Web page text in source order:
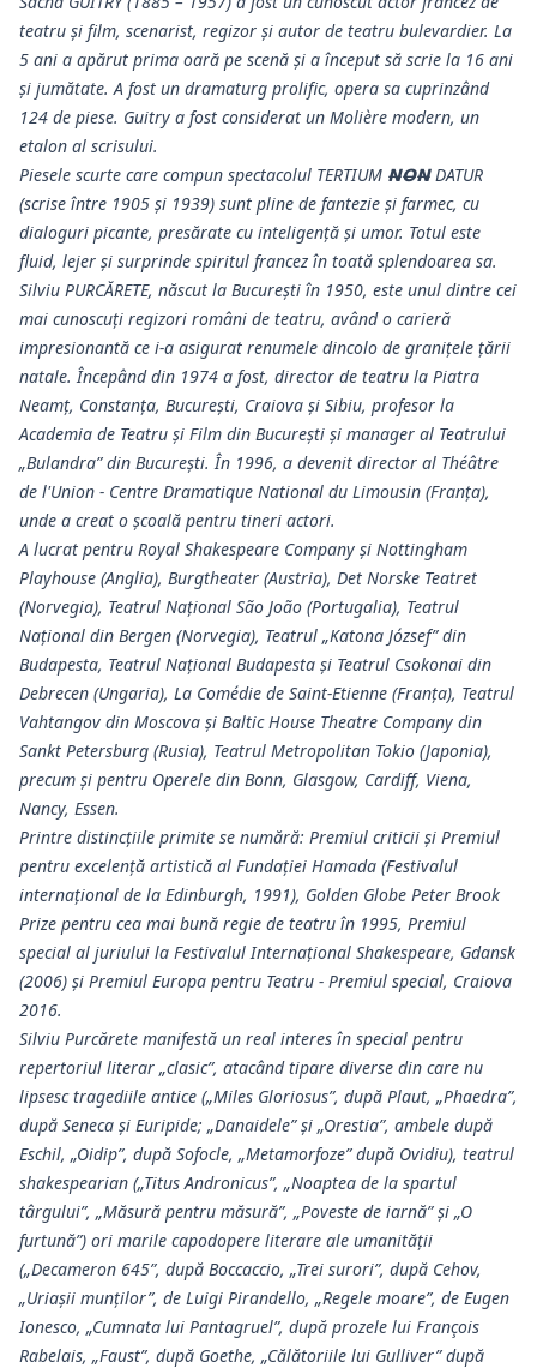
teatru și film, scenarist, regizor și autor de teatru bulevardier. La
5 ani a apărut prima oară pe scenă și a început să scrie la 16 ani
și jumătate. A fost un dramaturg prolific, opera sa cuprinzând
124 de piese. Guitry a fost considerat un Molière modern, un
etalon al scrisului.
Piesele scurte care compun spectacolul TERTIUM 𝗡̶𝗢̶𝗡̶ DATUR
(scrise între 1905 și 1939) sunt pline de fantezie și farmec, cu
dialoguri picante, presărate cu inteligență și umor. Totul este
fluid, lejer și surprinde spiritul francez în toată splendoarea sa.
Silviu PURCĂRETE, născut la București în 1950, este unul dintre cei
mai cunoscuți regizori români de teatru, având o carieră
impresionantă ce i-a asigurat renumele dincolo de granițele țării
natale. Începând din 1974 a fost, director de teatru la Piatra
Neamț, Constanța, București, Craiova și Sibiu, profesor la
Academia de Teatru și Film din București și manager al Teatrului
„Bulandra” din București. În 1996, a devenit director al Théâtre
de l'Union - Centre Dramatique National du Limousin (Franța),
unde a creat o școală pentru tineri actori.
A lucrat pentru Royal Shakespeare Company și Nottingham
Playhouse (Anglia), Burgtheater (Austria), Det Norske Teatret
(Norvegia), Teatrul Național São João (Portugalia), Teatrul
Național din Bergen (Norvegia), Teatrul „Katona József” din
Budapesta, Teatrul Național Budapesta și Teatrul Csokonai din
Debrecen (Ungaria), La Comédie de Saint-Etienne (Franța), Teatrul
Vahtangov din Moscova și Baltic House Theatre Company din
Sankt Petersburg (Rusia), Teatrul Metropolitan Tokio (Japonia),
precum și pentru Operele din Bonn, Glasgow, Cardiff, Viena,
Nancy, Essen.
Printre distincțiile primite se numără: Premiul criticii și Premiul
pentru excelență artistică al Fundației Hamada (Festivalul
internațional de la Edinburgh, 1991), Golden Globe Peter Brook
Prize pentru cea mai bună regie de teatru în 1995, Premiul
special al juriului la Festivalul Internațional Shakespeare, Gdansk
(2006) și Premiul Europa pentru Teatru - Premiul special, Craiova
2016.
Silviu Purcărete manifestă un real interes în special pentru
repertoriul literar „clasic”, atacând tipare diverse din care nu
lipsesc tragediile antice („Miles Gloriosus”, după Plaut, „Phaedra”,
după Seneca și Euripide; „Danaidele” și „Orestia”, ambele după
Eschil, „Oidip”, după Sofocle, „Metamorfoze” după Ovidiu), teatrul
shakespearian („Titus Andronicus”, „Noaptea de la spartul
târgului”, „Măsură pentru măsură”, „Poveste de iarnă” și „O
furtună”) ori marile capodopere literare ale umanității
(„Decameron 645”, după Boccaccio, „Trei surori”, după Cehov,
„Uriașii munților”, de Luigi Pirandello, „Regele moare”, de Eugen
Ionesco, „Cumnata lui Pantagruel”, după prozele lui François
Rabelais, „Faust”, după Goethe, „Călătoriile lui Gulliver” după